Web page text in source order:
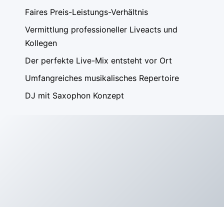
Faires Preis-Leistungs-Verhältnis
Vermittlung professioneller Liveacts und
Kollegen
Der perfekte Live-Mix entsteht vor Ort
Umfangreiches musikalisches Repertoire
DJ mit Saxophon Konzept